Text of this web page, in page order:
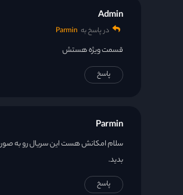
Admin
در پاسخ به Parmin
قسمت ویژه هستش
پاسخ
Parmin
سلام امکانش هست این سریال رو به
بدید.
پاسخ